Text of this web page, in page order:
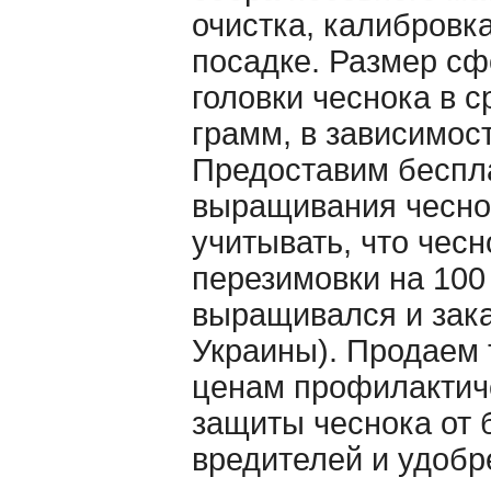
очистка,
посадке. Размер
головки чеснока в
грамм, в
Предоставим
выращивания
учитывать, что
перезимовки на 100
выращивался и
Украины). Продаем
ценам
защиты чеснока от
вредителей и